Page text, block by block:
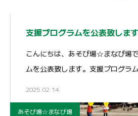
支援プログラムを公表致します
こんにちは、あそび場☆まなび場
ムを公表致します。支援プログラ
2025.02.14
あそび場☆まなび場